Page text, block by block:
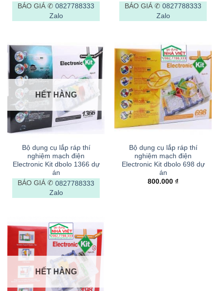
BÁO GIÁ ✆ 0827788333
Zalo
BÁO GIÁ ✆ 0827788333
Zalo
HẾT HÀNG
Bộ dụng cụ lắp ráp thí
nghiệm mạch điện
Electronic Kit dbolo 1366 dự
án
BÁO GIÁ ✆ 0827788333
Zalo
Bộ dụng cụ lắp ráp thí
nghiệm mạch điện
Electronic Kit dbolo 698 dự
án
800.000 ₫
HẾT HÀNG